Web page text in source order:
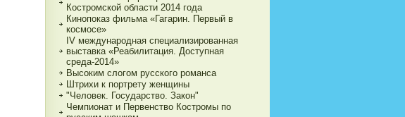
Костромской области 2014 года
Кинопоказ фильма «Гагарин. Первый в
космосе»
IV международная специализированная
выставка «Реабилитация. Доступная
среда-2014»
Высоким слогом русского романса
Штрихи к портрету женщины
"Человек. Государство. Закон"
Чемпионат и Первенство Костромы по